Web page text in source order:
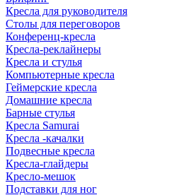
Кресла для руководителя
Столы для переговоров
Конференц-кресла
Кресла-реклайнеры
Кресла и стулья
Компьютерные кресла
Геймерские кресла
Домашние кресла
Барные стулья
Кресла Samurai
Кресла -качалки
Подвесные кресла
Кресла-глайдеры
Кресло-мешок
Подставки для ног